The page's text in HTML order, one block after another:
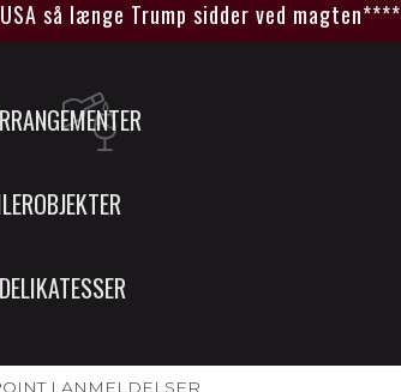
længe Trump sidder ved magten****
I ANMELDELSER